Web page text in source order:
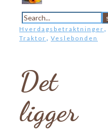
Hverdagsbetraktninger ,
Traktor , Veslebonden
Det
ligger